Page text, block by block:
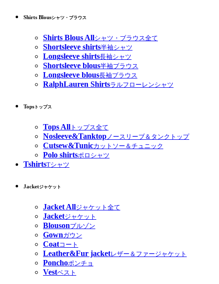
Shirts Blousシャツ・ブラウス
Shirts Blous Allシャツ・ブラウス全て
Shortsleeve shirts半袖シャツ
Longsleeve shirts長袖シャツ
Shortsleeve blous半袖ブラウス
Longsleeve blous長袖ブラウス
RalphLauren Shirtsラルフローレンシャツ
Tops トップス
Tops All トップス全て
Nosleeve&Tanktopノースリーブ＆タンクトップ
Cutsew&Tunicカットソー＆チュニック
Polo shirtsポロシャツ
TshirtsTシャツ
Jacketジャケット
Jacket Allジャケット全て
Jacketジャケット
Blousonブルゾン
Gownガウン
Coatコート
Leather&Fur jacketレザー＆ファージャケット
Ponchoポンチョ
Vestベスト